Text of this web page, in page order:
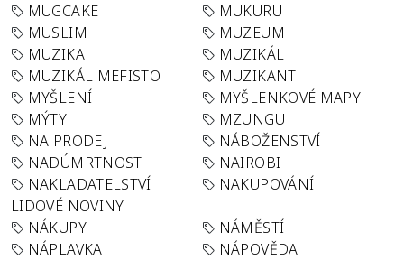
MUGCAKE
MUKURU
MUSLIM
MUZEUM
MUZIKA
MUZIKÁL
MUZIKÁL MEFISTO
MUZIKANT
MYŠLENÍ
MYŠLENKOVÉ MAPY
MÝTY
MZUNGU
NA PRODEJ
NÁBOŽENSTVÍ
NADÚMRTNOST
NAIROBI
NAKLADATELSTVÍ
LIDOVÉ NOVINY
NAKUPOVÁNÍ
NÁKUPY
NÁMĚSTÍ
NÁPLAVKA
NÁPOVĚDA